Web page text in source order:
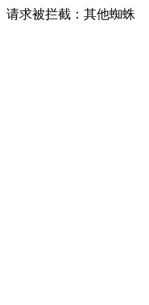
请求被拦截：其他蜘蛛